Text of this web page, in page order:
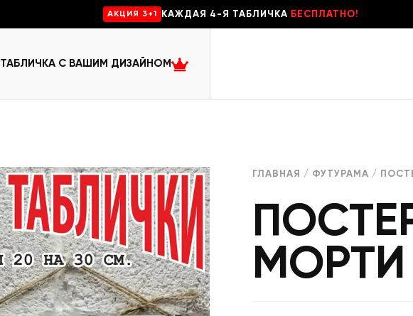
AKЦИЯ 3+1 КАЖДАЯ 4-Я ТАБЛИЧКА БЕСПЛАТНО!
ТАБЛИЧКА С ВАШИМ ДИЗАЙНОМ
ГЛАВНАЯ / ФУТУРАМА /
МОРТИ